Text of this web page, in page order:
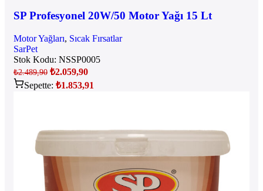
SP Profesyonel 20W/50 Motor Yağı 15 Lt
Motor Yağları, Sıcak Fırsatlar
SarPet
Stok Kodu: NSSP0005
₺2.489,90 ₺2.059,90
Sepette: ₺1.853,91